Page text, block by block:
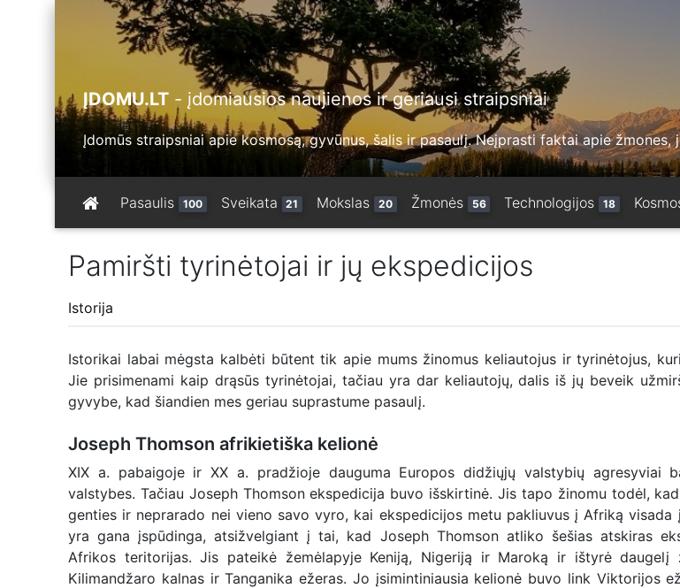
ĮDOMU.LT - įdomiausios naujienos ir geriausi straipsniai
Įdomūs straipsniai apie kosmosą, gyvūnus, šalis ir pasaulį. Neįprasti faktai apie žmones,
Pasaulis 100 Sveikata 21 Mokslas 20 Žmonės 56 Technologijos 18
Pamiršti tyrinėtojai ir jų ekspedicijos
Istorija
Istorikai labai mėgsta kalbėti būtent tik apie mums žinomus keliautojus ir tyrinėtojus,
Jie prisimenami kaip drąsūs tyrinėtojai, tačiau yra dar keliautojų, dalis iš jų beveik
gyvybe, kad šiandien mes geriau suprastume pasaulį.
Joseph Thomson afrikietiška kelionė
XIX a. pabaigoje ir XX a. pradžioje dauguma Europos didžiųjų valstybių agresyviai
valstybes. Tačiau Joseph Thomson ekspedicija buvo išskirtinė. Jis tapo žinomu todėl,
genties ir neprarado nei vieno savo vyro, kai ekspedicijos metu pakliuvus į Afriką visada
yra gana įspūdinga, atsižvelgiant į tai, kad Joseph Thomson atliko šešias atskiras
Afrikos teritorijas. Jis pateikė žemėlapyje Keniją, Nigeriją ir Maroką ir ištyrė
Kilimandžaro kalnas ir Tanganika ežeras. Jo įsimintiniausia kelionė buvo link Viktorijos